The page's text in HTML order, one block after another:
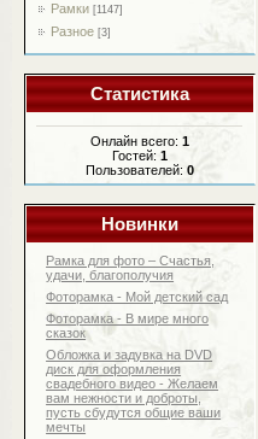
Рамки [1147]
Разное [3]
Статистика
Онлайн всего: 1
Гостей: 1
Пользователей: 0
Новинки
Рамка для фото – Счастья,
удачи, благополучия
Фоторамка - Мой детский сад
Фоторамка - В мире много
сказок
Обложка и задувка на DVD
диск для оформления
свадебного видео - Желаем
вам нежности и доброты,
пусть сбудутся общие ваши
мечты